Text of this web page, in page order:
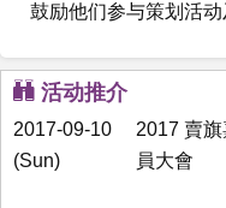
鼓励他们参与策划活
活动推介
2017-09-10
(Sun)
2017 賣
員大會